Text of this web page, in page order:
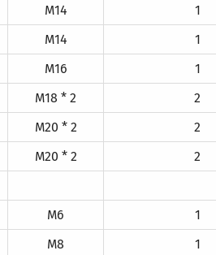
M14
1
M14
1
M16
1
M18 * 2
2
M20 * 2
2
M20 * 2 2
M6
1
M8
1